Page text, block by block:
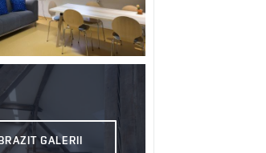
GALERII